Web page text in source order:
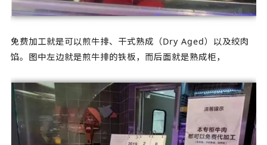
免费加工就是可以煎牛排、干式熟成（Dry Aged）以及绞肉
馅。图中左边就是煎牛排的铁板，而后面就是熟成柜，